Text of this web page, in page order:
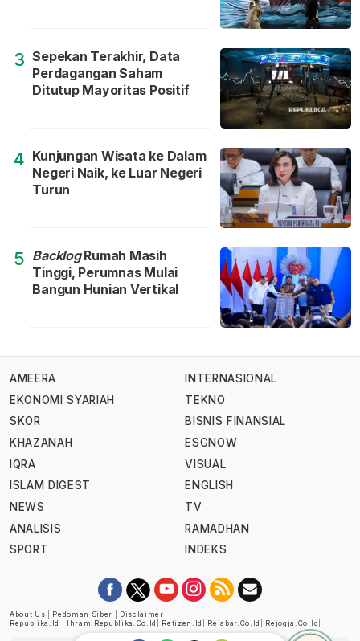
3 Sepekan Terakhir, Data
Perdagangan Saham
Ditutup Mayoritas Positif
4 Kunjungan Wisata ke Dalam
Negeri Naik, ke Luar Negeri
Turun
5 BacklogRumah Masih
Tinggi, Perumnas Mulai
Bangun Hunian Vertikal
AMEERA
EKONOMI SYARIAH
SKOR
KHAZANAH
IQRA
ISLAM DIGEST
NEWS
ANALISIS
SPORT
INTERNASIONAL
TEKNO
BISNIS FINANSIAL
ESGNOW
VISUAL
ENGLISH
TV
RAMADHAN
INDEKS
About Us Pedoman Siber
Disclaimer
Republika.id
Ihram.republika.co.id Retizen.id Rejabar.co.id Rejogja.co.id